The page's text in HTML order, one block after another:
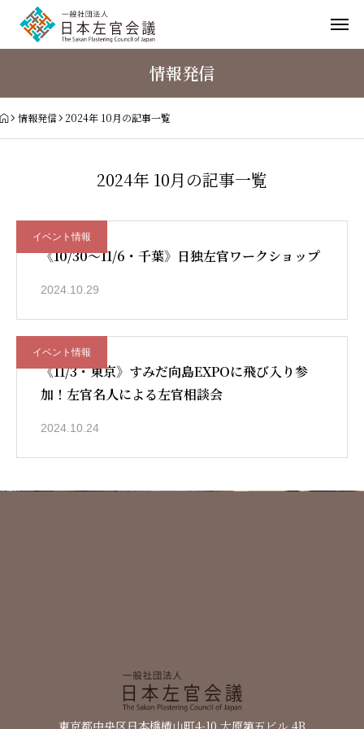
情報発信
情報発信 2024年 10月の記事一覧
2024年 10月の記事一覧
イベント情報
《10/30〜11/6・千葉》日独左官ワークショップ
2024.10.29
イベント情報
《11/3・東京》すみだ向島EXPOに飛び入り参
加！左官名人による左官相談会
2024.10.24
東京都中央区日本橋横山町4-10 大原第五ビル 4B